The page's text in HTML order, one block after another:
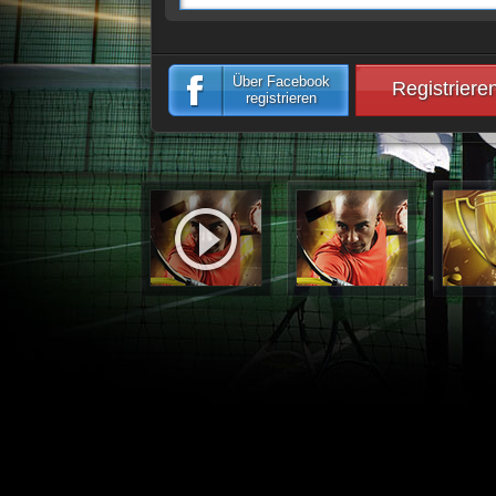
Über Facebook
registrieren